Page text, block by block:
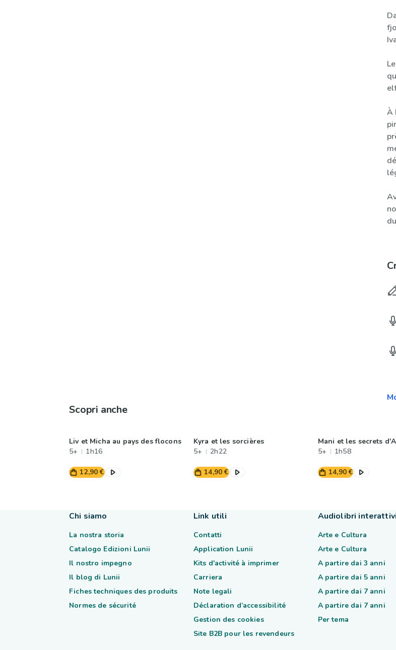
À
Scopri anche
Liv et Micha au pays des flocons
5+
1h16
12,90 €
Kyra et les sorcières
5+
2h22
14,90 €
Mani et les secrets
5+
1h58
14,90 €
Chi siamo
La nostra storia
Catalogo Edizioni Lunii
Il nostro impegno
Il blog di Lunii
Fiches techniques des produits
Normes de sécurité
Link utili
Contatti
Application Lunii
Kits d'activité à imprimer
Carriera
Note legali
Déclaration d’accessibilité
Gestion des cookies
Site B2B pour les revendeurs
Audiolibri interattivi
Arte e Cultura
Arte e Cultura
A partire dai 3 anni
A partire dai 5 anni
A partire dai 7 anni
A partire dai 7 anni
Per tema